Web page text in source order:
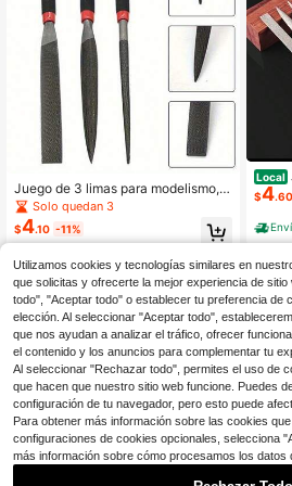
Juego de 3 limas para modelismo, d
ientes finos, planas, redondas, punti
agudas y semiredondas, mini, regal
o pequeño
Solo quedan 3
$4.10 -11%
Local
e
a de
$4.60
Utilizamos cookies y tecnologías similares en
que solicitas y ofrecerte la mejor experiencia de
todo", "Aceptar todo" o establecer tu preferencia de
elección. Al seleccionar "Aceptar todo",
que nos ayudan a analizar el tráfico, ofrecer
el contenido y los anuncios para complementar tu
Al seleccionar "Rechazar todo", permites el uso de
que hacen que nuestro sitio web funcione. Puedes
configuración de tu navegador, pero esto puede
Para obtener más información sobre las cookies
configuraciones de cookies opcionales, selecciona
más información sobre cómo procesamos los datos